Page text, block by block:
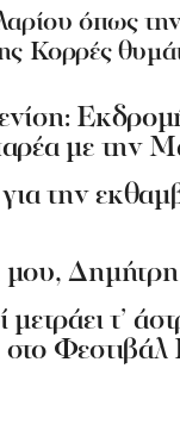
όπως
Κορρές
με την
για την
μου,
μετράει τ’
Φεστιβάλ